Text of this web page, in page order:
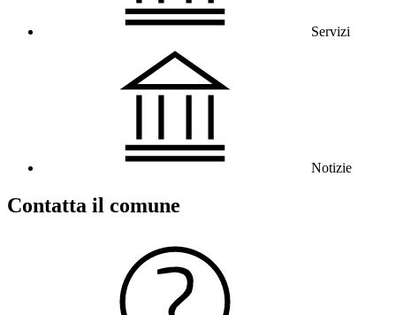
Servizi
Notizie
Contatta il comune